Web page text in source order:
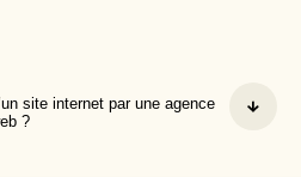
site internet par une agence
?